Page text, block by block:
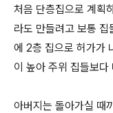
처음 단층집으로 계획
라도 만들려고 보통
에 2층 집으로 허가가
이 높아 주위 집들보
아버지는 돌아가실 때